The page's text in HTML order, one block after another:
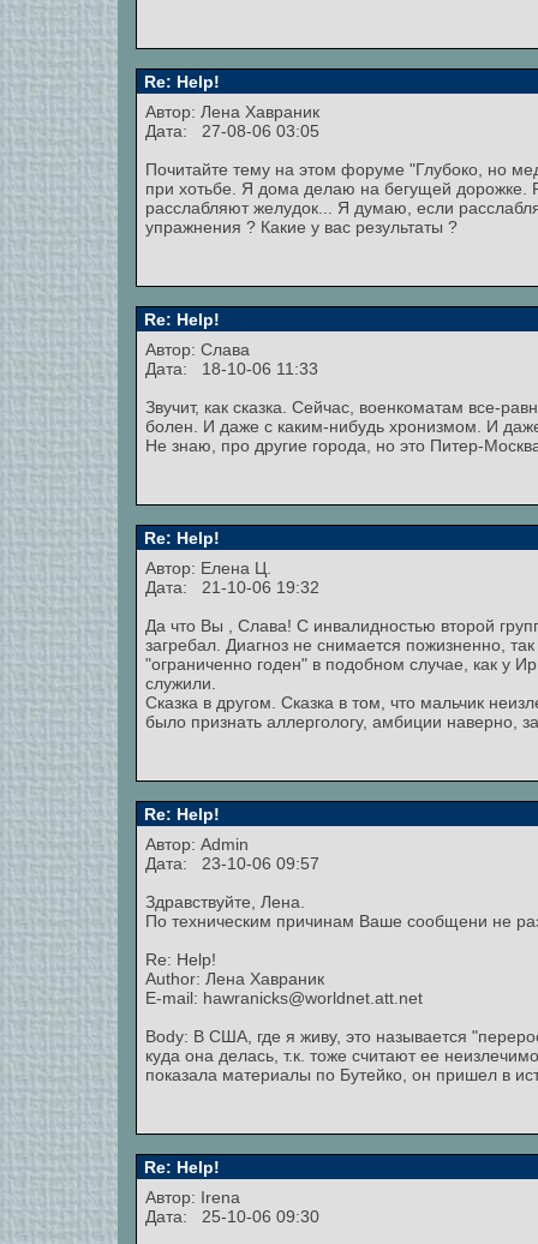
Re: Help!
Автор: Лена Хавраник
Дата: 27-08-06 03:05
Почитайте тему на этом форуме "Глубоко, но
при хотьбе. Я дома делаю на бегущей дорожке.
расслабляют желудок... Я думаю, если
упражнения ? Какие у вас результаты ?
Re: Help!
Автор: Слава
Дата: 18-10-06 11:33
Звучит, как сказка. Сейчас, военкоматам все-
болен. И даже с каким-нибудь хронизмом. И
Не знаю, про другие города, но это Питер-
Re: Help!
Автор: Елена Ц.
Дата: 21-10-06 19:32
Да что Вы , Слава! С инвалидностью второй
загребал. Диагноз не снимается пожизненно,
"ограниченно годен" в подобном случае, как у
служили.
Сказка в другом. Сказка в том, что мальчик
было признать аллергологу, амбиции наверно,
Re: Help!
Автор: Admin
Дата: 23-10-06 09:57
Здравствуйте, Лена.
По техническим причинам Ваше сообщени не
Re: Help!
Author: Лена Хавраник
E-mail: hawranicks@worldnet.att.net
Body: В США, где я живу, это называется
куда она делась, т.к. тоже считают ее
показала материалы по Бутейко, он пришел в
Re: Help!
Автор: Irena
Дата: 25-10-06 09:30